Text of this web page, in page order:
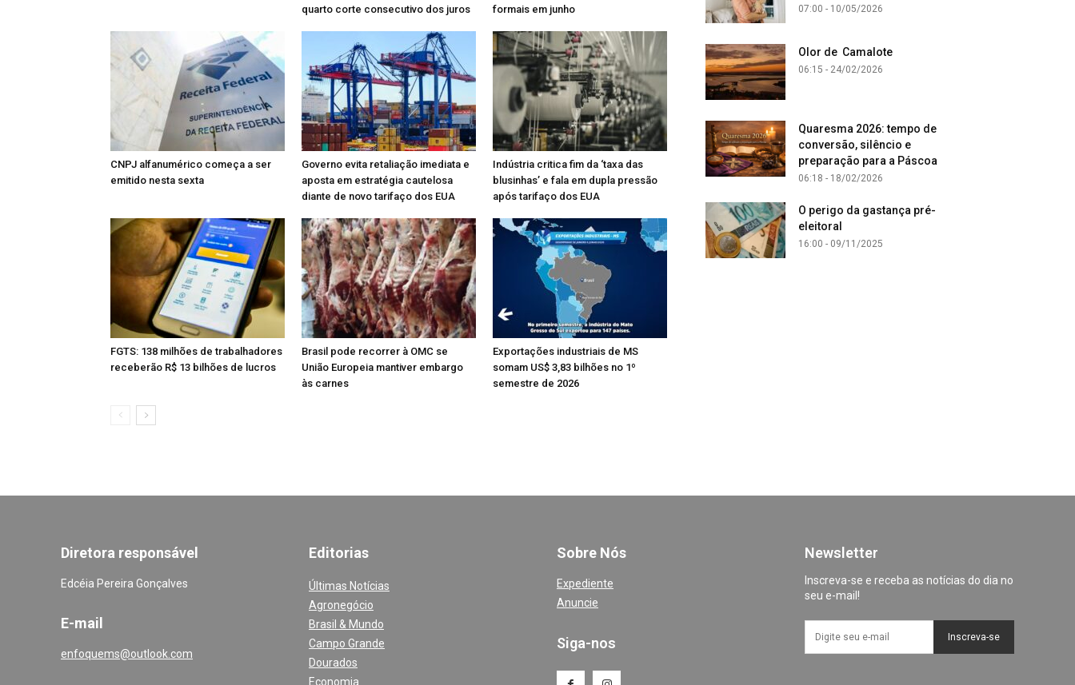
quarto corte consecutivo dos juros
formais em junho
CNPJ alfanumérico começa a ser
emitido nesta sexta
Governo evita retaliação imediata e
aposta em estratégia cautelosa
diante de novo tarifaço dos EUA
Indústria critica fim da ‘taxa das
blusinhas’ e fala em dupla pressão
após tarifaço dos EUA
FGTS: 138 milhões de trabalhadores
receberão R$ 13 bilhões de lucros
Brasil pode recorrer à OMC se
União Europeia mantiver embargo
às carnes
Exportações industriais de MS
somam US$ 3,83 bilhões no 1º
semestre de 2026
07:00 - 10/05/2026
Olor de Camalote
06:15 - 24/02/2026
Quaresma 2026: tempo de
conversão, silêncio e
preparação para a Páscoa
06:18 - 18/02/2026
O perigo da gastança pré-
eleitoral
16:00 - 09/11/2025
Diretora responsável
Edcéia Pereira Gonçalves
E-mail
enfoquems@outlook.com
Editorias
Últimas Notícias
Agronegócio
Brasil & Mundo
Campo Grande
Dourados
Economia
Sobre Nós
Expediente
Anuncie
Siga-nos
Newsletter
Inscreva-se e receba as notícias do dia no
seu e-mail!
Inscreva-se